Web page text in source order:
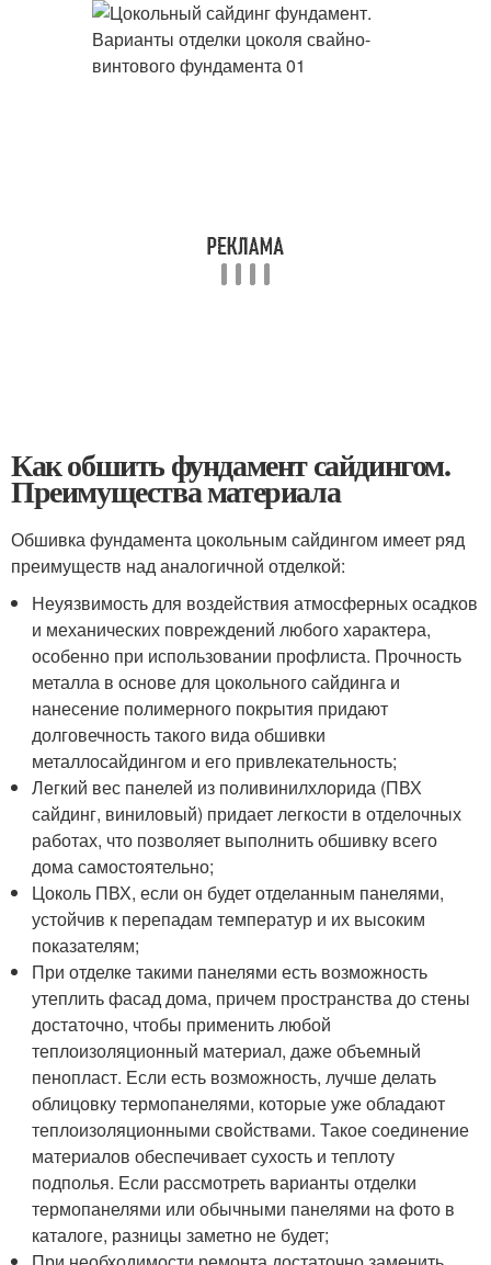
Как обшить фундамент сайдингом.
Преимущества материала
Обшивка фундамента цокольным сайдингом имеет ряд
преимуществ над аналогичной отделкой:
Неуязвимость для воздействия атмосферных осадков
и механических повреждений любого характера,
особенно при использовании профлиста. Прочность
металла в основе для цокольного сайдинга и
нанесение полимерного покрытия придают
долговечность такого вида обшивки
металлосайдингом и его привлекательность;
Легкий вес панелей из поливинилхлорида (ПВХ
сайдинг, виниловый) придает легкости в отделочных
работах, что позволяет выполнить обшивку всего
дома самостоятельно;
Цоколь ПВХ, если он будет отделанным панелями,
устойчив к перепадам температур и их высоким
показателям;
При отделке такими панелями есть возможность
утеплить фасад дома, причем пространства до стены
достаточно, чтобы применить любой
теплоизоляционный материал, даже объемный
пенопласт. Если есть возможность, лучше делать
облицовку термопанелями, которые уже обладают
теплоизоляционными свойствами. Такое соединение
материалов обеспечивает сухость и теплоту
подполья. Если рассмотреть варианты отделки
термопанелями или обычными панелями на фото в
каталоге, разницы заметно не будет;